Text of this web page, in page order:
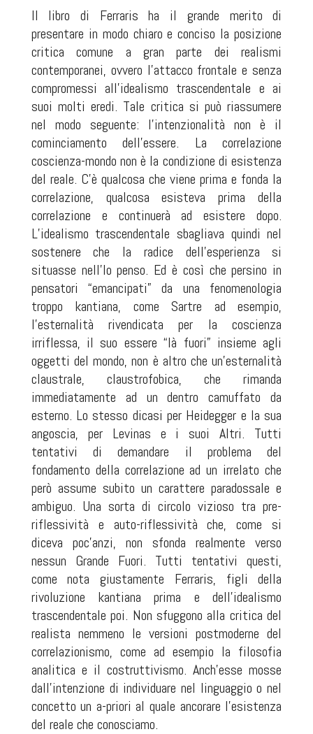
Il libro di Ferraris ha il grande merito di
presentare in modo chiaro e conciso la posizione
critica comune a gran parte dei realismi
contemporanei, ovvero l’attacco frontale e senza
compromessi all’idealismo trascendentale e ai
suoi molti eredi. Tale critica si può riassumere
nel modo seguente: l’intenzionalità non è il
cominciamento dell’essere. La correlazione
coscienza-mondo non è la condizione di esistenza
del reale. C’è qualcosa che viene prima e fonda la
correlazione, qualcosa esisteva prima della
correlazione e continuerà ad esistere dopo.
L’idealismo trascendentale sbagliava quindi nel
sostenere che la radice dell’esperienza si
situasse nell’Io penso. Ed è così che persino in
pensatori “emancipati” da una fenomenologia
troppo kantiana, come Sartre ad esempio,
l’esternalità rivendicata per la coscienza
irriflessa, il suo essere “là fuori” insieme agli
oggetti del mondo, non è altro che un’esternalità
claustrale, claustrofobica, che rimanda
immediatamente ad un dentro camuffato da
esterno. Lo stesso dicasi per Heidegger e la sua
angoscia, per Levinas e i suoi Altri. Tutti
tentativi di demandare il problema del
fondamento della correlazione ad un irrelato che
però assume subito un carattere paradossale e
ambiguo. Una sorta di circolo vizioso tra pre-
riflessività e auto-riflessività che, come si
diceva poc’anzi, non sfonda realmente verso
nessun Grande Fuori. Tutti tentativi questi,
come nota giustamente Ferraris, figli della
rivoluzione kantiana prima e dell’idealismo
trascendentale poi. Non sfuggono alla critica del
realista nemmeno le versioni postmoderne del
correlazionismo, come ad esempio la filosofia
analitica e il costruttivismo. Anch’esse mosse
dall’intenzione di individuare nel linguaggio o nel
concetto un a-priori al quale ancorare l’esistenza
del reale che conosciamo.